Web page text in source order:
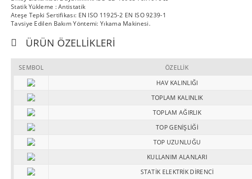
Statik Yükleme : Antistatik
Ateşe Tepki Sertifikası: EN ISO 11925-2 EN ISO 9239-1
Tavsiye Edilen Bakım Yöntemi: Yıkama Makinesi.
ÜRÜN ÖZELLIKLERI
SEMBOL ÖZELLİK
HAV KALINLIĞI
TOPLAM KALINLIK
TOPLAM AĞIRLIK
TOP GENİŞLİĞİ
TOP UZUNLUĞU
KULLANIM ALANLARI
STATİK ELEKTRİK DİRENCİ